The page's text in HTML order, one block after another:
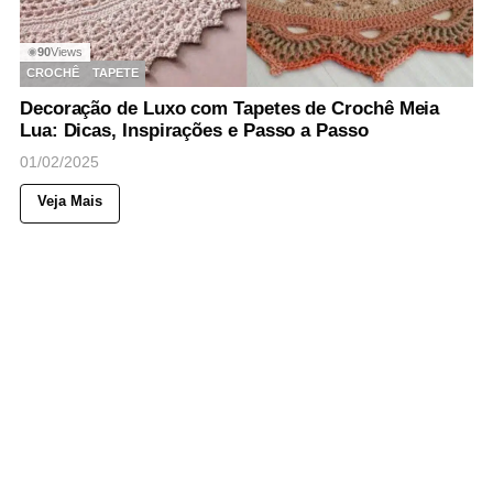
◉90Views
CROCHÊ
TAPETE
Decoração de Luxo com Tapetes de Crochê Meia
Lua: Dicas, Inspirações e Passo a Passo
01/02/2025
Veja Mais